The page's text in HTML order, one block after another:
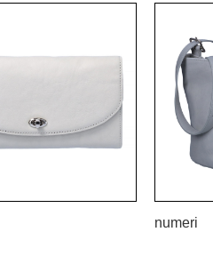
numeri